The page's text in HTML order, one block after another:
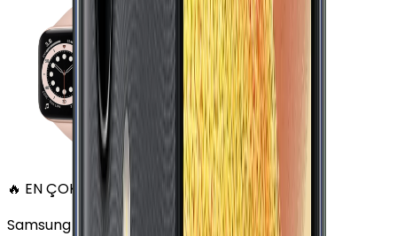
🔥 EN ÇOK SATAN
Samsung Galaxy Watch 7 Alüminyum 40 mm